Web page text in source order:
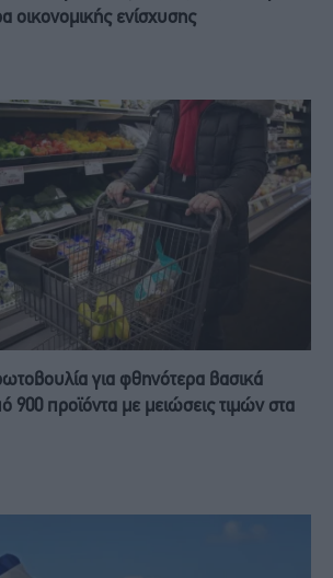
οικονομικής ενίσχυσης
για φθηνότερα βασικά
προϊόντα με μειώσεις τιμών στα